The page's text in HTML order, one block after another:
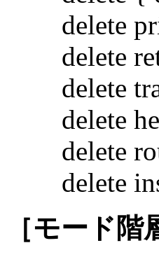
delete
delete
delete
delete
delete
delete
［モード階